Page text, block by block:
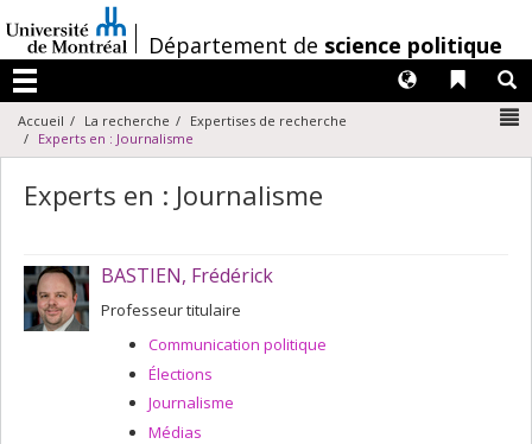
au
contenu
/Département de science politique
Menu
Liens
Langues
Accueil La recherche
Expertises de recherche
Experts en : Journalisme
Experts en : Journalisme
BASTIEN, Frédérick
Professeur titulaire
Communication politique
Élections
Journalisme
Médias